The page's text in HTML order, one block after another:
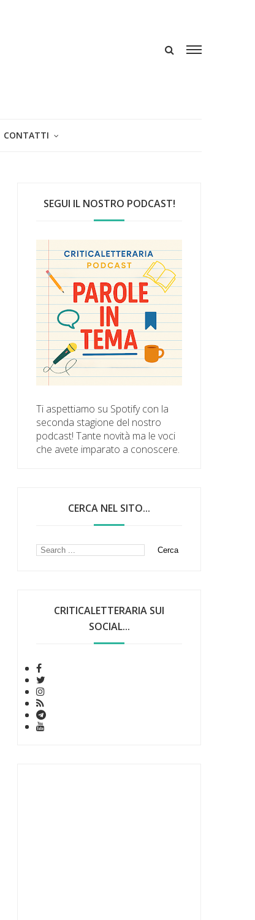
CONTATTI
SEGUI IL NOSTRO PODCAST!
Ti aspettiamo su Spotify con la
seconda stagione del nostro
podcast! Tante novità ma le voci
che avete imparato a conoscere.
CERCA NEL SITO...
CRITICALETTERARIA SUI
SOCIAL...